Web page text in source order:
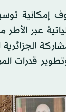
إمكانية
عبر
المشاركة
قدرات